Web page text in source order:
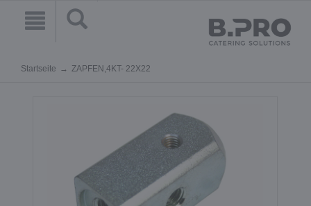
Startseite ZAPFEN,4KT- 22X22